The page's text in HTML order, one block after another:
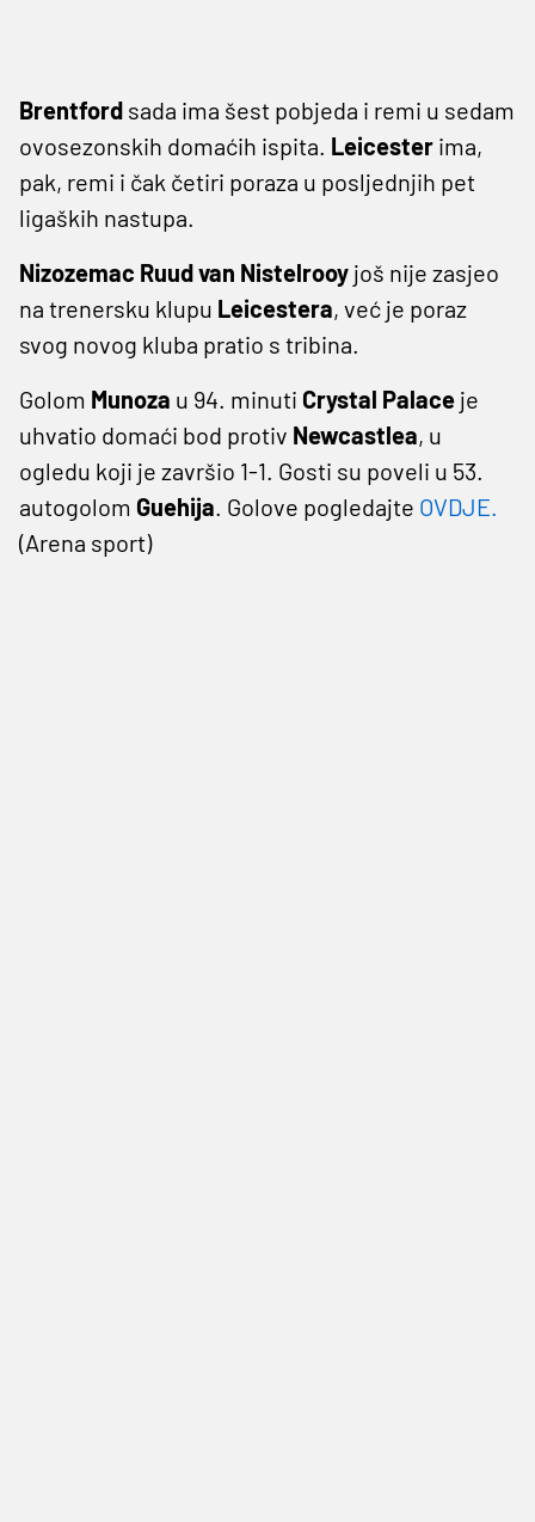
Brentford sada ima šest pobjeda i remi u sedam
ovosezonskih domaćih ispita. Leicester ima,
pak, remi i čak četiri poraza u posljednjih pet
ligaških nastupa.
Nizozemac Ruud van Nistelrooy još nije zasjeo
na trenersku klupu Leicestera, već je poraz
svog novog kluba pratio s tribina.
Golom Munoza u 94. minuti Crystal Palace je
uhvatio domaći bod protiv Newcastlea, u
ogledu koji je završio 1-1. Gosti su poveli u 53.
autogolom Guehija. Golove pogledajte OVDJE.
(Arena sport)